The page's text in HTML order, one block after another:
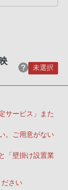
未選択
サービス」また
。ご用意がない
「壁掛け設置業
さい